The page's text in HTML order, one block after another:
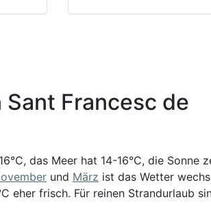
Francesc de
das Meer hat 14-16°C, die Sonne
und März ist das Wetter
eher frisch. Für reinen Strandurlaub